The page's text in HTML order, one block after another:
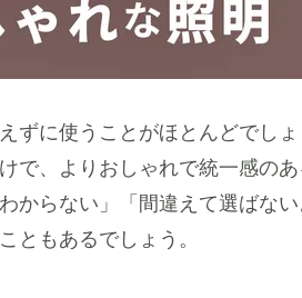
ずに使うことがほとんどでし
で、よりおしゃれで統一感のあ
からない」「間違えて選ばな
ともあるでしょう。